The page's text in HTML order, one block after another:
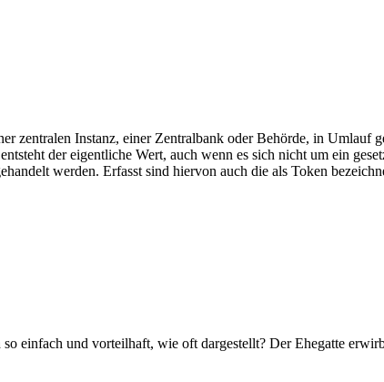
zentralen Instanz, einer Zentralbank oder Behörde, in Umlauf
der eigentliche Wert, auch wenn es sich nicht um ein
werden. Erfasst sind hiervon auch die als Token
und vorteilhaft, wie oft dargestellt? Der Ehegatte